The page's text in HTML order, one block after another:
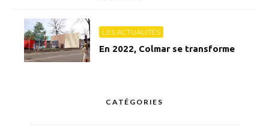
LES ACTUALITÉS
En 2022, Colmar se transforme
CATÉGORIES